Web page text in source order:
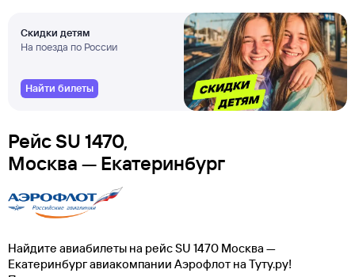
Скидки детям
На поезда по России
Найти билеты
Рейс SU 1470,
Москва — Екатеринбург
Найдите авиабилеты на рейс SU 1470 Москва —
Екатеринбург авиакомпании Аэрофлот на Туту.ру!